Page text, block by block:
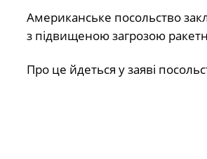
Американське посольство
з підвищеною загрозою
Про це йдеться у заяві